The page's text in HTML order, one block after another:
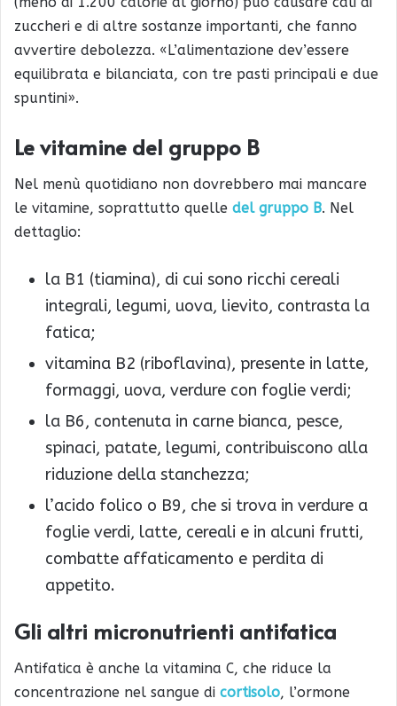
zuccheri e di altre sostanze importanti, che fanno
avvertire debolezza. «L’alimentazione dev’essere
equilibrata e bilanciata, con tre pasti principali e due
spuntini».
Le vitamine del gruppo B
Nel menù quotidiano non dovrebbero mai mancare
le vitamine, soprattutto quelle del gruppo B. Nel
dettaglio:
la B1 (tiamina), di cui sono ricchi cereali
integrali, legumi, uova, lievito, contrasta la
fatica;
vitamina B2 (riboflavina), presente in latte,
formaggi, uova, verdure con foglie verdi;
la B6, contenuta in carne bianca, pesce,
spinaci, patate, legumi, contribuiscono alla
riduzione della stanchezza;
l’acido folico o B9, che si trova in verdure a
foglie verdi, latte, cereali e in alcuni frutti,
combatte affaticamento e perdita di
appetito.
Gli altri micronutrienti antifatica
Antifatica è anche la vitamina C, che riduce la
concentrazione nel sangue di cortisolo, l’ormone